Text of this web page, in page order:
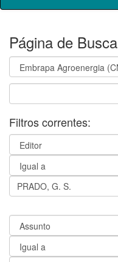
Página de Busca
Filtros correntes: